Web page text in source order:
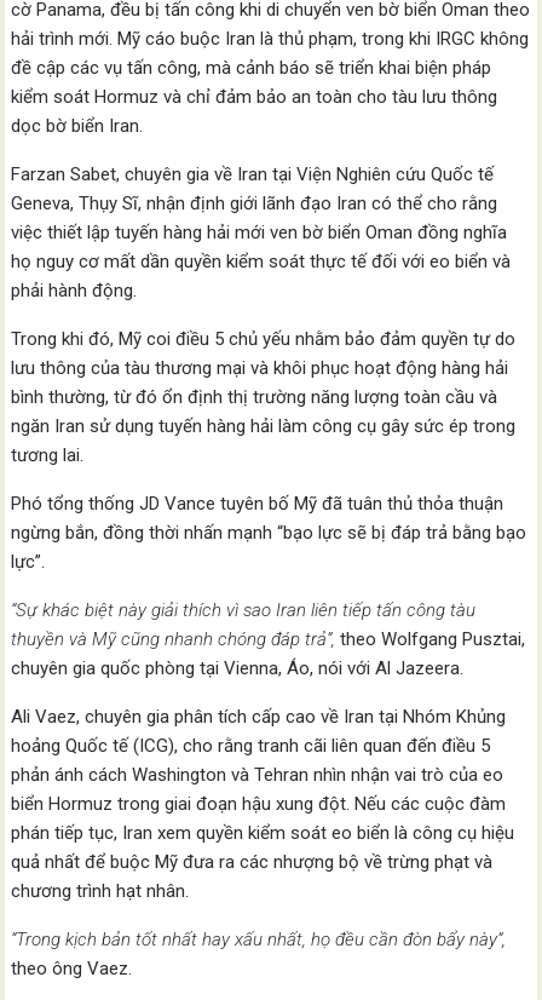
cờ Panama, đều bị tấn công khi di chuyển ven bờ biển Oman theo
hải trình mới. Mỹ cáo buộc Iran là thủ phạm, trong khi IRGC không
đề cập các vụ tấn công, mà cảnh báo sẽ triển khai biện pháp
kiểm soát Hormuz và chỉ đảm bảo an toàn cho tàu lưu thông
dọc bờ biển Iran.
Farzan Sabet, chuyên gia về Iran tại Viện Nghiên cứu Quốc tế
Geneva, Thụy Sĩ, nhận định giới lãnh đạo Iran có thể cho rằng
việc thiết lập tuyến hàng hải mới ven bờ biển Oman đồng nghĩa
họ nguy cơ mất dần quyền kiểm soát thực tế đối với eo biển và
phải hành động.
Trong khi đó, Mỹ coi điều 5 chủ yếu nhằm bảo đảm quyền tự do
lưu thông của tàu thương mại và khôi phục hoạt động hàng hải
bình thường, từ đó ổn định thị trường năng lượng toàn cầu và
ngăn Iran sử dụng tuyến hàng hải làm công cụ gây sức ép trong
tương lai.
Phó tổng thống JD Vance tuyên bố Mỹ đã tuân thủ thỏa thuận
ngừng bắn, đồng thời nhấn mạnh “bạo lực sẽ bị đáp trả bằng bạo
lực”.
“Sự khác biệt này giải thích vì sao Iran liên tiếp tấn công tàu
thuyền và Mỹ cũng nhanh chóng đáp trả”, theo Wolfgang Pusztai,
chuyên gia quốc phòng tại Vienna, Áo, nói với Al Jazeera.
Ali Vaez, chuyên gia phân tích cấp cao về Iran tại Nhóm Khủng
hoảng Quốc tế (ICG), cho rằng tranh cãi liên quan đến điều 5
phản ánh cách Washington và Tehran nhìn nhận vai trò của eo
biển Hormuz trong giai đoạn hậu xung đột. Nếu các cuộc đàm
phán tiếp tục, Iran xem quyền kiểm soát eo biển là công cụ hiệu
quả nhất để buộc Mỹ đưa ra các nhượng bộ về trừng phạt và
chương trình hạt nhân.
“Trong kịch bản tốt nhất hay xấu nhất, họ đều cần đòn bẩy này”,
theo ông Vaez.